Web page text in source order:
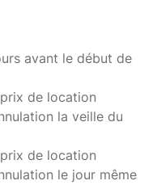
avant le début de
de location
la veille du
de location
le jour même